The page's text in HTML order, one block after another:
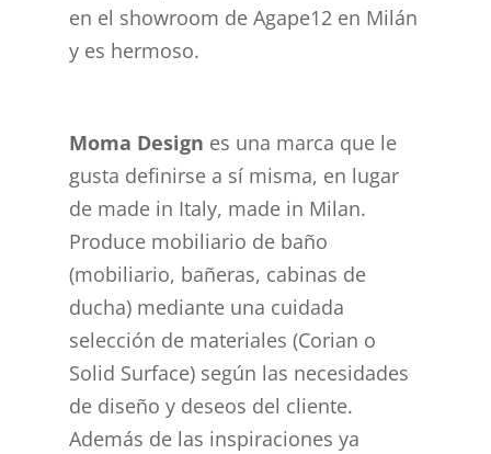
en el showroom de Agape12 en Milán
y es hermoso.
Moma Design es una marca que le
gusta definirse a sí misma, en lugar
de made in Italy, made in Milan.
Produce mobiliario de baño
(mobiliario, bañeras, cabinas de
ducha) mediante una cuidada
selección de materiales (Corian o
Solid Surface) según las necesidades
de diseño y deseos del cliente.
Además de las inspiraciones ya